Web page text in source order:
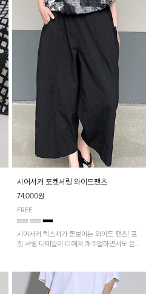
시어서커 포켓셔링 와이드팬츠
74,000원
FREE
시어서커 텍스처가 돋보이는 와이드 팬츠! 포
켓 셔링 디테일이 더해져 캐주얼하면서도 은은
다. 가볍고 쾌적한 착용감으로 여름철 데일리
아이템으로 활용하기 좋아요~